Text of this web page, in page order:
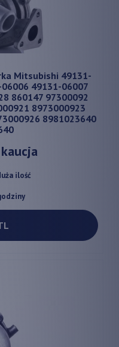
Mitsubishi 49131-
49131-06007
860147 97300092
8973000923
8981023640
ilość